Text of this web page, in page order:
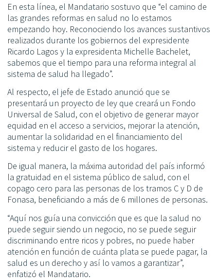
En esta línea, el Mandatario sostuvo que “el camino de
las grandes reformas en salud no lo estamos
empezando hoy. Reconociendo los avances sustantivos
realizados durante los gobiernos del expresidente
Ricardo Lagos y la expresidenta Michelle Bachelet,
sabemos que el tiempo para una reforma integral al
sistema de salud ha llegado”.
Al respecto, el jefe de Estado anunció que se
presentará un proyecto de ley que creará un Fondo
Universal de Salud, con el objetivo de generar mayor
equidad en el acceso a servicios, mejorar la atención,
aumentar la solidaridad en el financiamiento del
sistema y reducir el gasto de los hogares.
De igual manera, la máxima autoridad del país informó
la gratuidad en el sistema público de salud, con el
copago cero para las personas de los tramos C y D de
Fonasa, beneficiando a más de 6 millones de personas.
“Aquí nos guía una convicción que es que la salud no
puede seguir siendo un negocio, no se puede seguir
discriminando entre ricos y pobres, no puede haber
atención en función de cuánta plata se puede pagar, la
salud es un derecho y así lo vamos a garantizar”,
enfatizó el Mandatario.